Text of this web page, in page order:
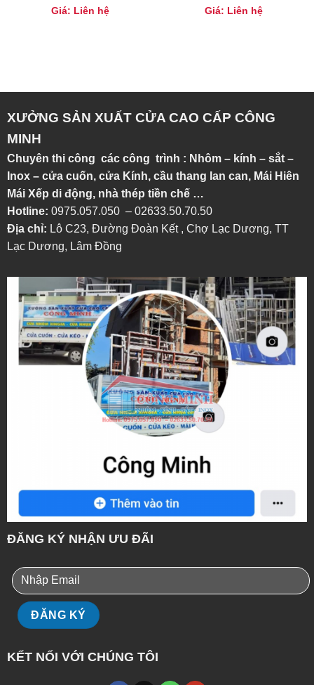
Giá: Liên hệ Giá: Liên hệ
XƯỞNG SẢN XUẤT CỬA CAO CẤP CÔNG
MINH
Chuyên thi công các công trình : Nhôm – kính – sắt –
Inox – cửa cuốn, cửa Kính, cầu thang lan can, Mái Hiên
Mái Xếp di động, nhà thép tiền chế …
Hotline: 0975.057.050 – 02633.50.70.50
Địa chỉ: Lô C23, Đường Đoàn Kết , Chợ Lạc Dương, TT
Lạc Dương, Lâm Đồng
ĐĂNG KÝ NHẬN ƯU ĐÃI
KẾT NỐI VỚI CHÚNG TÔI